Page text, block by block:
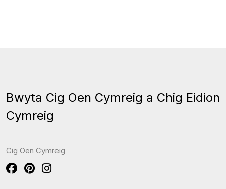
Bwyta Cig Oen Cymreig a Chig Eidion
Cymreig
Cig Oen Cymreig